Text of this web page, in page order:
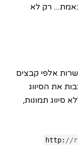
רק לא
אלפי קבצים
את הסיווג
סיווג תמונות,
http: //